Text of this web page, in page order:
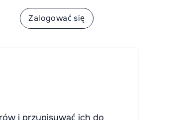
Zalogować się
i przypisywać ich do